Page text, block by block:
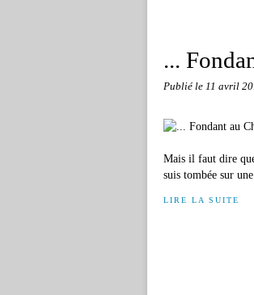
...
Publié le 11 avril
Mais il faut dire
suis tombée sur
LIRE LA SUITE